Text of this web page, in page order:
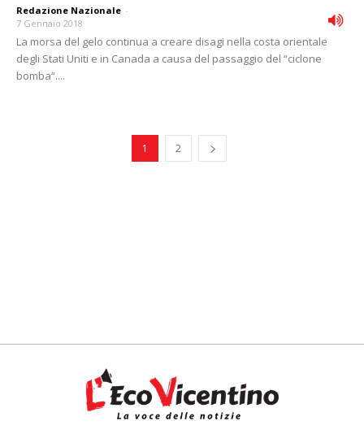
Redazione Nazionale -
7 Gennaio 2018
La morsa del gelo continua a creare disagi nella costa orientale
degli Stati Uniti e in Canada a causa del passaggio del “ciclone
bomba“....
1 2